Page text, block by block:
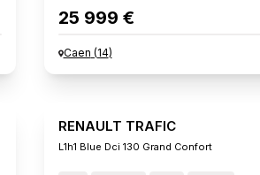
25 999 €
Caen (14)
RENAULT TRAFIC
L1h1 Blue Dci 130 Grand Confort